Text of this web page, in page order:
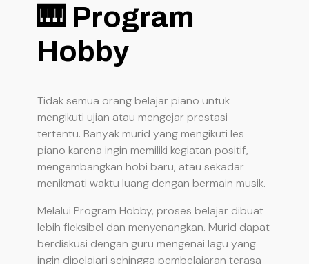
🎹 Program
Hobby
Tidak semua orang belajar piano untuk
mengikuti ujian atau mengejar prestasi
tertentu. Banyak murid yang mengikuti les
piano karena ingin memiliki kegiatan positif,
mengembangkan hobi baru, atau sekadar
menikmati waktu luang dengan bermain musik.
Melalui Program Hobby, proses belajar dibuat
lebih fleksibel dan menyenangkan. Murid dapat
berdiskusi dengan guru mengenai lagu yang
ingin dipelajari sehingga pembelajaran terasa